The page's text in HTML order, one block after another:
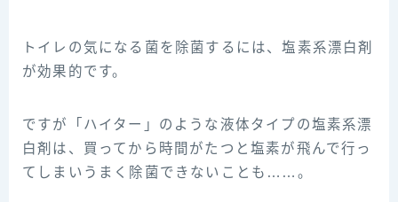
トイレの気になる菌を除菌するには、塩素系漂白剤
が効果的です。
ですが「ハイター」のような液体タイプの塩素系漂
白剤は、買ってから時間がたつと塩素が飛んで行っ
てしまいうまく除菌できないことも……。